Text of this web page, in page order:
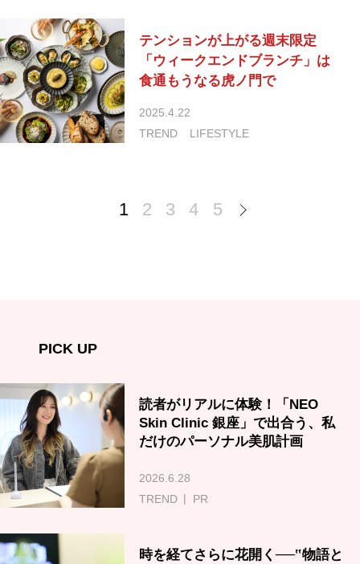
テンションが上がる週末限定
「ウィークエンドブランチ」は
食通もうなる虎ノ門で
2025.4.22
TREND
LIFESTYLE
1 2 3 4 5
PICK UP
読者がリアルに体験！「NEO
Skin Clinic 銀座」で出合う、私
だけのパーソナル美肌計画
2026.6.28
TREND
PR
時を経てさらに花開く──‟物語と